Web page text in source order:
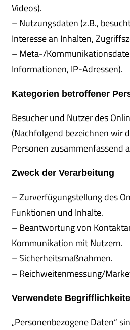
Videos).
– Nutzungsdaten (z.B.,
Interesse an Inhalten,
– Meta-/
Informationen, IP-Adressen).
Kategorien betroffener
Besucher und Nutzer des
(Nachfolgend bezeichnen wir
Personen zusammenfassend
Zweck der Verarbeitung
– Zurverfügungstellung des
Funktionen und Inhalte.
– Beantwortung von
Kommunikation mit Nutzern.
– Sicherheitsmaßnahmen.
– Reichweitenmessung/
Verwendete
„Personenbezogene Daten“